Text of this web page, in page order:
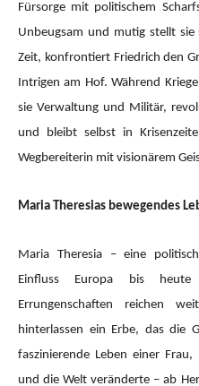
Fürsorge mit politischem
Unbeugsam und mutig stellt
Zeit, konfrontiert Friedrich den
Intrigen am Hof. Während
sie Verwaltung und Militär,
und bleibt selbst in
Wegbereiterin mit visionärem
Maria Theresias bewegendes
Maria Theresia – eine
Einfluss Europa bis heute
Errungenschaften reichen
hinterlassen ein Erbe, das die
faszinierende Leben einer
und die Welt veränderte – ab